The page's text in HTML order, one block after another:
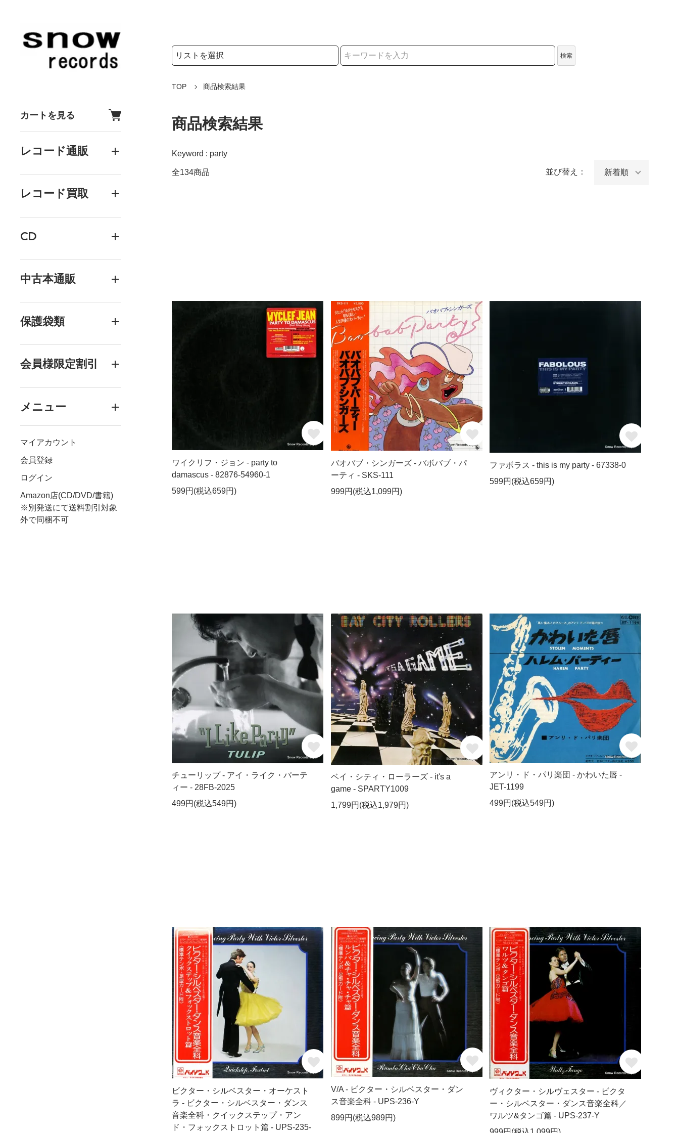
カートを見る
レコード通販
レコード買取
CD
中古本通販
保護袋類
会員様限定割引
メニュー
マイアカウント
会員登録
ログイン
Amazon店(CD/DVD/書籍)
※別発送にて送料割引対象
外で同梱不可
検索リストの選択
検索
TOP 商品検索結果
商品検索結果
Keyword : party
全134商品 並び替え：
ワイクリフ・ジョン - party to
damascus - 82876-54960-1
599円(税込659円)
バオバブ・シンガーズ - バボバブ・パ
ーティ - SKS-111
999円(税込1,099円)
ファボラス - this is my party - 67338-0
599円(税込659円)
チューリップ - アイ・ライク・パーテ
ィー - 28FB-2025
499円(税込549円)
ベイ・シティ・ローラーズ - it's a
game - SPARTY1009
1,799円(税込1,979円)
アンリ・ド・パリ楽団 - かわいた唇 -
JET-1199
499円(税込549円)
ビクター・シルベスター・オーケスト
ラ - ビクター・シルベスター・ダンス
音楽全科・クイックステップ・アン
ド・フォックストロット篇 - UPS-235-
V/A - ビクター・シルベスター・ダン
ス音楽全科 - UPS-236-Y
899円(税込989円)
ヴィクター・シルヴェスター - ビクタ
ー・シルベスター・ダンス音楽全科／
ワルツ&タンゴ篇 - UPS-237-Y